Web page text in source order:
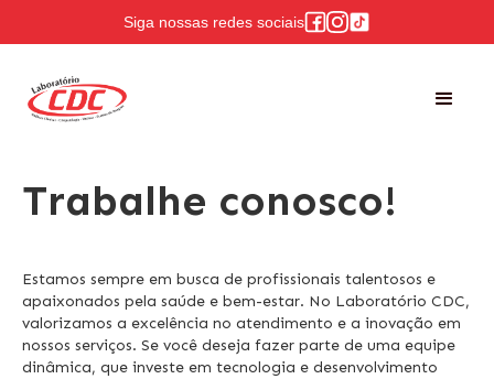
Siga nossas redes sociais
Trabalhe conosco!
Estamos sempre em busca de profissionais talentosos e
apaixonados pela saúde e bem-estar. No Laboratório CDC,
valorizamos a excelência no atendimento e a inovação em
nossos serviços. Se você deseja fazer parte de uma equipe
dinâmica, que investe em tecnologia e desenvolvimento